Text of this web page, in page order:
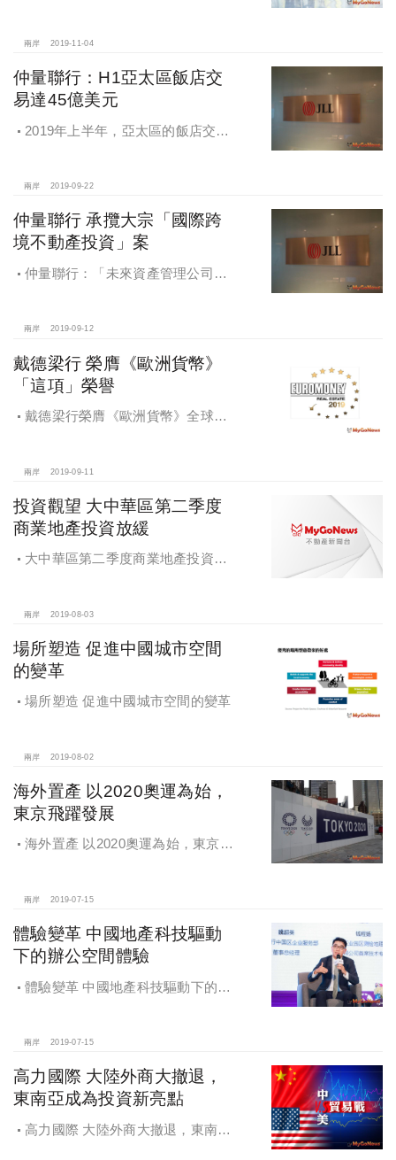
兩岸 2019-11-04
仲量聯行：H1亞太區飯店交
易達45億美元
2019年上半年，亞太區的飯店交易
兩岸 2019-09-22
仲量聯行 承攬大宗「國際跨
境不動產投資」案
仲量聯行：「未來資產管理公司」
兩岸 2019-09-12
戴德梁行 榮膺《歐洲貨幣》
「這項」榮譽
戴德梁行榮膺《歐洲貨幣》全球最
排名第一
兩岸 2019-09-11
投資觀望 大中華區第二季度
商業地產投資放緩
大中華區第二季度商業地產投資放
兩岸 2019-08-03
場所塑造 促進中國城市空間
的變革
場所塑造 促進中國城市空間的變革
兩岸 2019-08-02
海外置產 以2020奧運為始，
東京飛躍發展
海外置產 以2020奧運為始，東京飛
兩岸 2019-07-15
體驗變革 中國地產科技驅動
下的辦公空間體驗
體驗變革 中國地產科技驅動下的辦
兩岸 2019-07-15
高力國際 大陸外商大撤退，
東南亞成為投資新亮點
高力國際 大陸外商大撤退，東南亞